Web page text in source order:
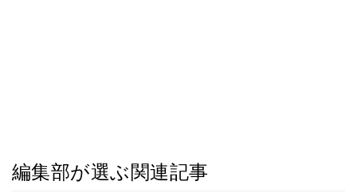
編集部が選ぶ関連記事